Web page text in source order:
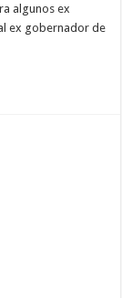
algunos ex
ex gobernador de